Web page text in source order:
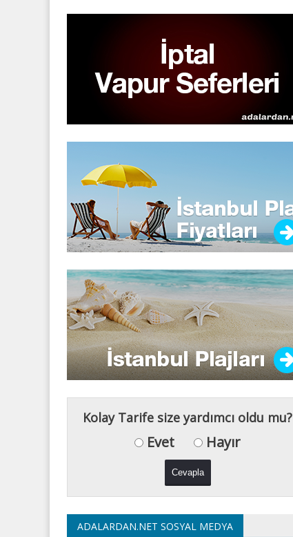
Kolay Tarife size yardımcı oldu mu?
Evet Hayır
ADALARDAN.NET SOSYAL MEDYA